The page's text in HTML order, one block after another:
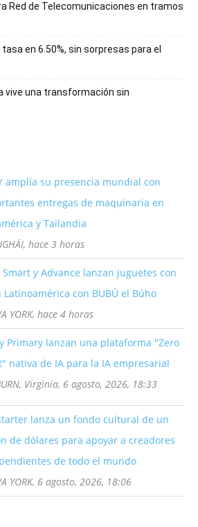
Red de Telecomunicaciones en tramos
en 6.50%, sin sorpresas para el
vive una transformación sin
amplía su presencia mundial con
entregas de maquinaria en
y Tailandia
hace 3 horas
Smart y Advance lanzan juguetes con
Latinoamérica con BUBÚ el Búho
YORK, hace 4 horas
y Primary lanzan una plataforma "Zero
nativa de IA para la IA empresarial
Virginia, 6 agosto, 2026, 18:33
lanza un fondo cultural de un
de dólares para apoyar a creadores
de todo el mundo
YORK, 6 agosto, 2026, 18:06